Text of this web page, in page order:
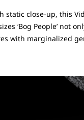
static close-up, this
‘Bog People’ not
with marginalized